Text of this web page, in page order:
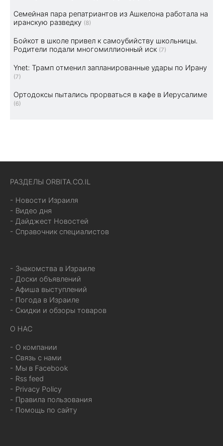
Семейная пара репатриантов из Ашкелона работала на
иранскую разведку (8)
Бойкот в школе привел к самоубийству школьницы.
Родители подали многомиллионный иск (7)
Ynet: Трамп отменил запланированные удары по Ирану
(7)
Ортодоксы пытались прорваться в кафе в Иерусалиме
(6)
РАЗДЕЛЫ ORBITA.CO.IL
- Новости Израиля
- Видео дня
- Дайджест Новостей
- Справочник специалистов
- Знакомства в Израиле
- Доски объявлений
- Афиша выступлений
- Погода в Израиле
- Скидки и обзоры товаров
О НАС
- О компании
- Связь с нами
- Мы в Facebook
- Rss feed
- Privacy Policy
- Правила пользования
- Помощь по сайту